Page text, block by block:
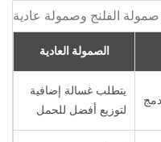
صمولة الفلنج وصمولة عادية
الصمولة العادية
يتطلب غسالة إضافية
لتوزيع أفضل للحمل